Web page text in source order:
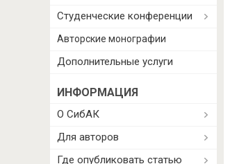
Студенческие конференции
Авторские монографии
Дополнительные услуги
ИНФОРМАЦИЯ
О СибАК
Для авторов
Где опубликовать статью